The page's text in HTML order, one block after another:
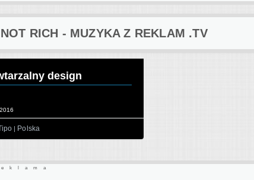
RICH - MUZYKA Z REKLAM .TV
design
| Polska